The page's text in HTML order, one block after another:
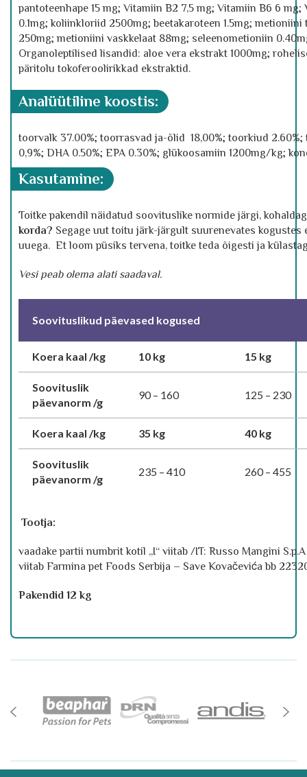
pantoteenhape 15 mg; Vitamiin B2 7,5 mg; Vitamiin B6 6
0.1mg; koliinkloriid 2500mg; beetakaroteen 1.5mg;
250mg; metioniini vaskkelaat 88mg; seleenometioniin
Organoleptilised lisandid: aloe vera ekstrakt 1000mg;
päritolu tokoferoolirikkad ekstraktid.
analüütiline koostis:
toorvalk 37.00%; toorrasvad ja-õlid 18,00%; toorkiud
0,9%; DHA 0.50%; EPA 0.30%; glükoosamiin 1200mg/kg;
kasutamine:
Toitke pakendil näidatud soovituslike normide järgi,
korda? Segage uut toitu järk-järgult suurenevates
uuega. Et loom püsiks tervena, toitke teda õigesti ja
Vesi peab olema alati saadaval.
Soovituslikud päevased kogused
Koera kaal /kg 10 kg 15 kg
Soovituslik
päevanorm /g
90 – 160 125 – 230
Koera kaal /kg 35 kg 40 kg
Soovituslik
päevanorm /g
235 – 410 260 – 455
Tootja:
vaadake partii numbrit kotil „I“ viitab /IT: Russo Mangini
viitab Farmina pet Foods Serbija – Save Kovačevića bb
Pakendid 12 kg